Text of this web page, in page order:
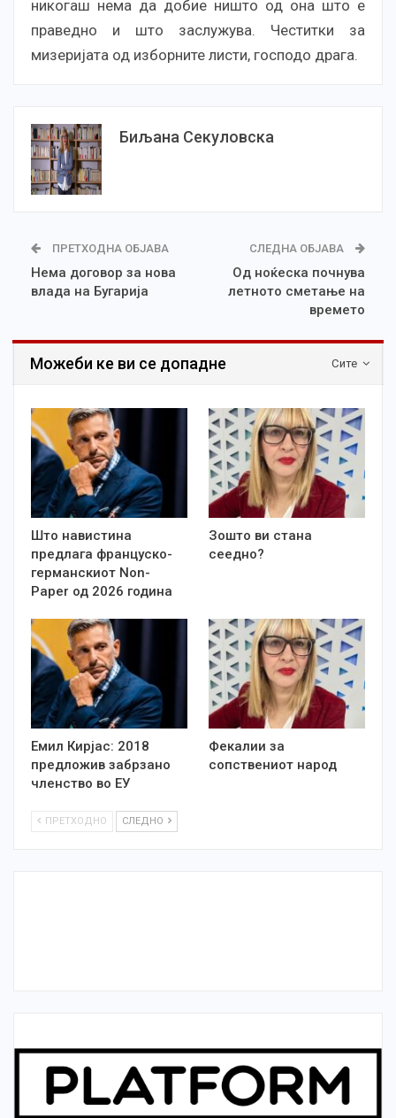
никогаш нема да добие ништо од она што е
праведно и што заслужува. Честитки за
мизеријата од изборните листи, господо драга.
Биљана Секуловска
ПРЕТХОДНА ОБЈАВА
Нема договор за нова
влада на Бугарија
СЛЕДНА ОБЈАВА
Од ноќеска почнува
летното сметање на
времето
Сите
Можеби ке ви се допадне
Што навистина
предлага француско-
германскиот Non-
Paper од 2026 година
Зошто ви стана
сеедно?
Емил Кирјас: 2018
предложив забрзано
членство во ЕУ
Фекалии за
сопствениот народ
ПРЕТХОДНО СЛЕДНО